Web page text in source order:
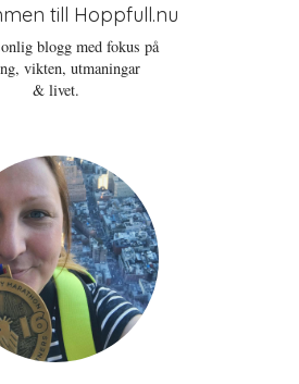
till Hoppfull.nu
blogg med fokus på
vikten, utmaningar
& livet.